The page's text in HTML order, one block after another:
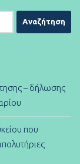
– δήλωσης
που